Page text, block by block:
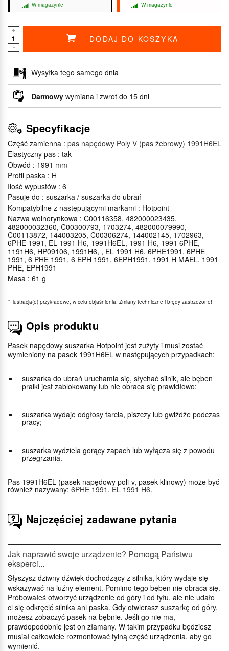
W magazynie W magazynie
+
-
DODAJ DO KOSZYKA
Wysyłka tego samego dnia
Darmowy wymiana i zwrot do 15 dni
Specyfikacje
Część zamienna : pas napędowy Poly V (pas żebrowy) 1991H6EL
Elastyczny pas : tak
Obwód : 1991 mm
Profil paska : H
Ilość wypustów : 6
Pasuje do : suszarka / suszarka do ubrań
Kompatybilne z następującymi markami : Hotpoint
Nazwa wolnorynkowa : C00116358, 482000023435,
482000032360, C00300793, 1703274, 482000079990,
C00113872, 144003205, C00306274, 144002145, 1702963,
6PHE 1991, EL 1991 H6, 1991H6EL, 1991 H6, 1991 6PHE,
1191H6, HP09106, 1991H6, , EL 1991 H6, 6PHE1991, 6PHE
1991, 6 PHE 1991, 6 EPH 1991, 6EPH1991, 1991 H MAEL, 1991
PHE, EPH1991
Masa : 61 g
* Ilustracja(e) przykładowe, w celu objaśnienia. Zmiany techniczne i błędy zastrzeżone!
Opis produktu
Pasek napędowy suszarka Hotpoint jest zużyty i musi zostać
wymieniony na pasek 1991H6EL w następujących przypadkach:
suszarka do ubrań uruchamia się, słychać silnik, ale bęben
pralki jest zablokowany lub nie obraca się prawidłowo;
suszarka wydaje odgłosy tarcia, piszczy lub gwiżdże podczas
pracy;
suszarka wydziela gorący zapach lub wyłącza się z powodu
przegrzania.
Pas 1991H6EL (pasek napędowy poli-v, pasek klinowy) może być
również nazywany: 6PHE 1991 , EL 1991 H6.
Najczęściej zadawane pytania
Jak naprawić swoje urządzenie? Pomogą Państwu
eksperci...
Słyszysz dziwny dźwięk dochodzący z silnika, który wydaje się
wskazywać na luźny element. Pomimo tego bęben nie obraca się.
Próbowałeś otworzyć urządzenie od góry i od tyłu, ale nie udało
ci się odkręcić silnika ani paska. Gdy otwierasz suszarkę od góry,
możesz zobaczyć pasek na bębnie. Jeśli go nie ma,
prawdopodobnie jest on złamany. W takim przypadku będziesz
musiał całkowicie rozmontować tylną część urządzenia, aby go
wymienić.